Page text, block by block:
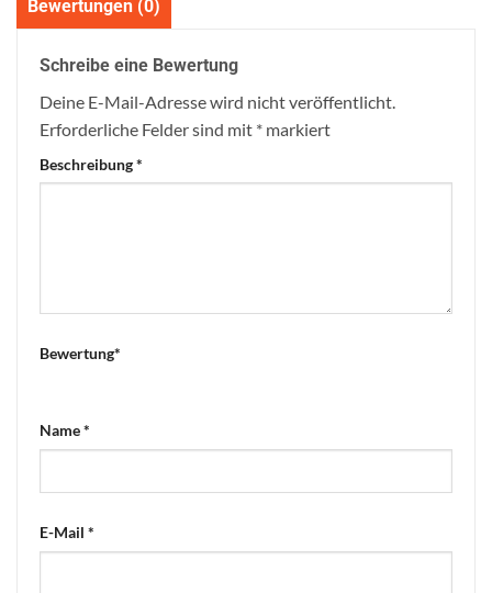
Bewertungen (0)
Schreibe eine Bewertung
Deine E-Mail-Adresse wird nicht veröffentlicht.
Erforderliche Felder sind mit * markiert
Beschreibung*
Bewertung*
Name*
E-Mail *